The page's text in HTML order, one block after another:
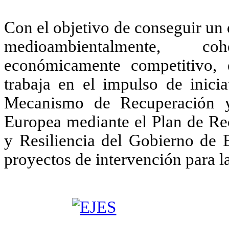
Con el objetivo de conseguir
medioambientalmente,
económicamente
trabaja en el impulso de
Mecanismo de
Europea mediante el Plan de
y Resiliencia del Gobierno de
proyectos de intervención para